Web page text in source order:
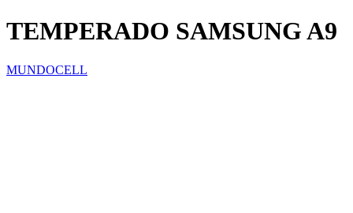
TEMPERADO SAMSUNG A9
MUNDOCELL